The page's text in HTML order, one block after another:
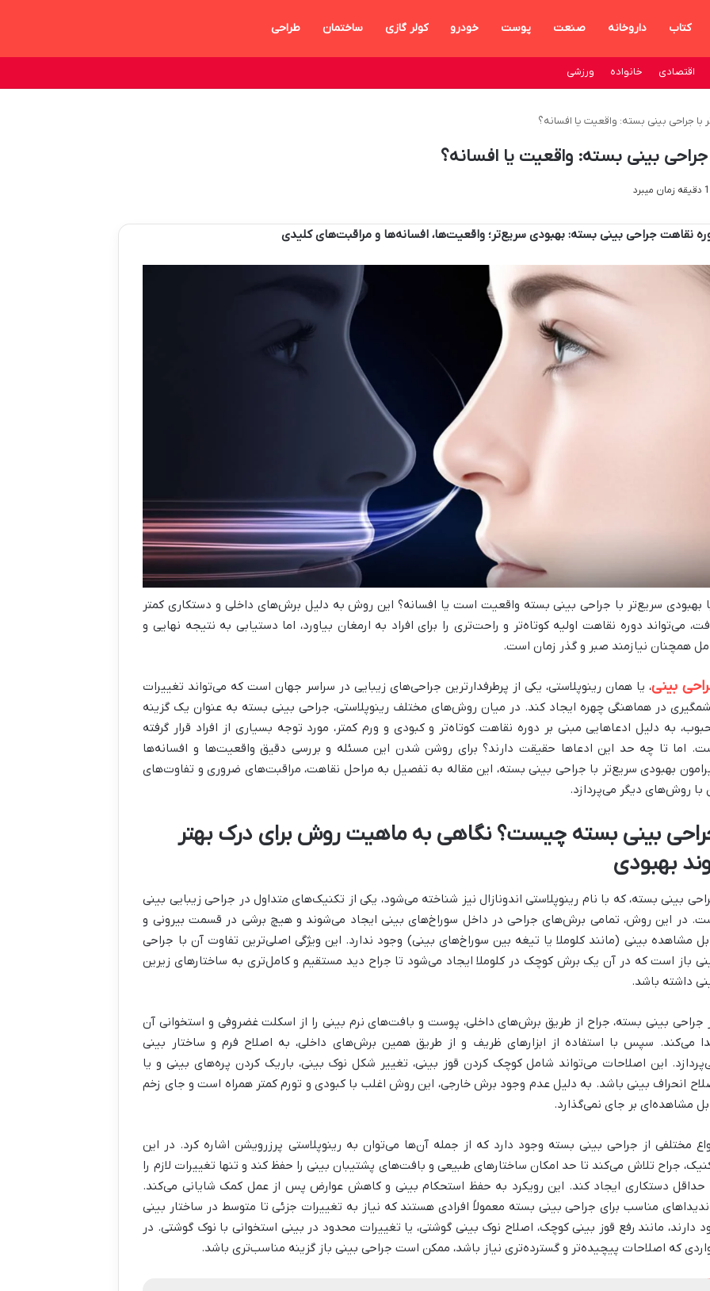
کتاب داروخانه صنعت پوست خودرو کولر گازی ساختمان طراحی
اقتصادی خانواده ورزشی
جراحی بینی بسته: واقعیت یا افسانه؟
بینی بسته: واقعیت یا افسانه؟
نقاهت جراحی بینی بسته: بهبودی سریع‌تر؛ واقعیت‌ها، افسانه‌ها و مراقبت‌های کلیدی
بهبودی سریع‌تر با جراحی بینی بسته واقعیت است یا افسانه؟ این روش به دلیل برش‌های داخلی و دستکاری کمتر
می‌تواند دوره نقاهت اولیه کوتاه‌تر و راحت‌تری را برای افراد به ارمغان بیاورد، اما دستیابی به نتیجه نهایی و
همچنان نیازمند صبر و گذر زمان است.
بینی، یا همان رینوپلاستی، یکی از پرطرفدارترین جراحی‌های زیبایی در سراسر جهان است که می‌تواند تغییرات
در هماهنگی چهره ایجاد کند. در میان روش‌های مختلف رینوپلاستی، جراحی بینی بسته به عنوان یک گزینه
به دلیل ادعاهایی مبنی بر دوره نقاهت کوتاه‌تر و کبودی و ورم کمتر، مورد توجه بسیاری از افراد قرار گرفته
اما تا چه حد این ادعاها حقیقت دارند؟ برای روشن شدن این مسئله و بررسی دقیق واقعیت‌ها و افسانه‌ها
بهبودی سریع‌تر با جراحی بینی بسته، این مقاله به تفصیل به مراحل نقاهت، مراقبت‌های ضروری و تفاوت‌های
با روش‌های دیگر می‌پردازد.
بینی بسته چیست؟ نگاهی به ماهیت روش برای درک بهتر
بهبودی
بینی بسته، که با نام رینوپلاستی اندونازال نیز شناخته می‌شود، یکی از تکنیک‌های متداول در جراحی زیبایی بینی
در این روش، تمامی برش‌های جراحی در داخل سوراخ‌های بینی ایجاد می‌شوند و هیچ برشی در قسمت بیرونی و
مشاهده بینی (مانند کلوملا یا تیغه بین سوراخ‌های بینی) وجود ندارد. این ویژگی اصلی‌ترین تفاوت آن با جراحی
باز است که در آن یک برش کوچک در کلوملا ایجاد می‌شود تا جراح دید مستقیم و کامل‌تری به ساختارهای زیرین
داشته باشد.
جراحی بینی بسته، جراح از طریق برش‌های داخلی، پوست و بافت‌های نرم بینی را از اسکلت غضروفی و استخوانی آن
می‌کند. سپس با استفاده از ابزارهای ظریف و از طریق همین برش‌های داخلی، به اصلاح فرم و ساختار بینی
این اصلاحات می‌تواند شامل کوچک کردن قوز بینی، تغییر شکل نوک بینی، باریک کردن پره‌های بینی و یا
انحراف بینی باشد. به دلیل عدم وجود برش خارجی، این روش اغلب با کبودی و تورم کمتر همراه است و جای زخم
مشاهده‌ای بر جای نمی‌گذارد.
مختلفی از جراحی بینی بسته وجود دارد که از جمله آن‌ها می‌توان به رینوپلاستی پرزرویشن اشاره کرد. در این
جراح تلاش می‌کند تا حد امکان ساختارهای طبیعی و بافت‌های پشتیبان بینی را حفظ کند و تنها تغییرات لازم را
حداقل دستکاری ایجاد کند. این رویکرد به حفظ استحکام بینی و کاهش عوارض پس از عمل کمک شایانی می‌کند.
مناسب برای جراحی بینی بسته معمولاً افرادی هستند که نیاز به تغییرات جزئی تا متوسط در ساختار بینی
دارند، مانند رفع قوز بینی کوچک، اصلاح نوک بینی گوشتی، یا تغییرات محدود در بینی استخوانی با نوک گوشتی. در
که اصلاحات پیچیده‌تر و گسترده‌تری نیاز باشد، ممکن است جراحی بینی باز گزینه مناسب‌تری باشد.